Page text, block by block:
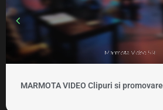
MARMOTA VIDEO Clipuri si promovare